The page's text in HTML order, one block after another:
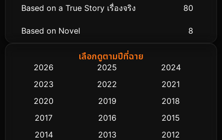
Based on a True Story เรื่องจริง 80
Based on Novel 8
Biography ชีวิตจริง
Classic หนังคลาสสิก
Comedy ตลก 453
เลือกดูตามปีที่ฉาย
2026 2025
2024
2023
2022
2021
2020
2019
2018
2017
2016
2015
2014
2013
2012